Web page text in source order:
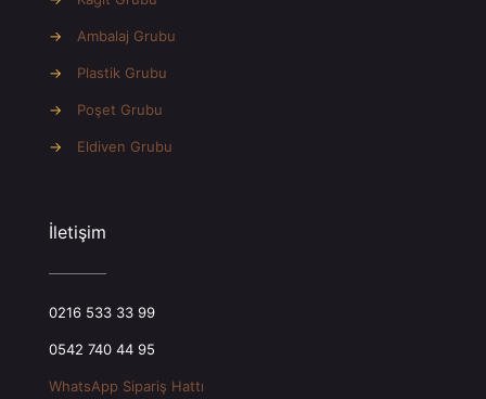
→ Ambalaj Grubu
→ Plastik Grubu
→ Poşet Grubu
→ Eldiven Grubu
İletişim
0216 533 33 99
0542 740 44 95
WhatsApp Sipariş Hattı